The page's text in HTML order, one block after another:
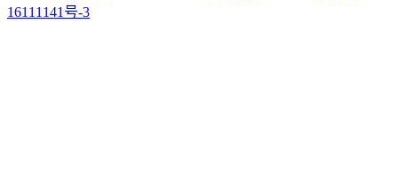
16111141号-3